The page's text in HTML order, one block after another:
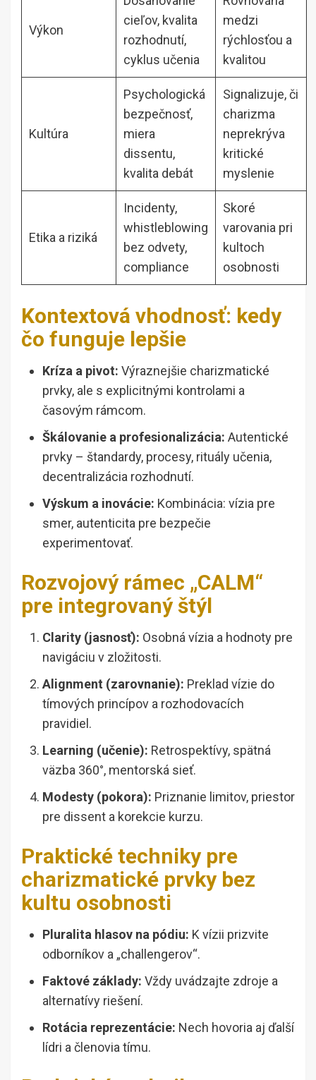
Výkon
cieľov, kvalita
rozhodnutí,
cyklus učenia
medzi
rýchlosťou a
kvalitou
Kultúra
Psychologická
bezpečnosť,
miera
dissentu,
kvalita debát
Signalizuje, či
charizma
neprekrýva
kritické
myslenie
Etika a riziká
Incidenty,
whistleblowing
bez odvety,
compliance
Skoré
varovania pri
kultoch
osobnosti
Kontextová vhodnosť: kedy
čo funguje lepšie
Kríza a pivot: Výraznejšie charizmatické
prvky, ale s explicitnými kontrolami a
časovým rámcom.
Škálovanie a profesionalizácia: Autentické
prvky – štandardy, procesy, rituály učenia,
decentralizácia rozhodnutí.
Výskum a inovácie: Kombinácia: vízia pre
smer, autenticita pre bezpečie
experimentovať.
Rozvojový rámec „CALM“
pre integrovaný štýl
Clarity (jasnosť): Osobná vízia a hodnoty pre
navigáciu v zložitosti.
Alignment (zarovnanie): Preklad vízie do
tímových princípov a rozhodovacích
pravidiel.
Learning (učenie): Retrospektívy, spätná
väzba 360°, mentorská sieť.
Modesty (pokora): Priznanie limitov, priestor
pre dissent a korekcie kurzu.
Praktické techniky pre
charizmatické prvky bez
kultu osobnosti
Pluralita hlasov na pódiu: K vízii prizvite
odborníkov a „challengerov“.
Faktové základy: Vždy uvádzajte zdroje a
alternatívy riešení.
Rotácia reprezentácie: Nech hovoria aj ďalší
lídri a členovia tímu.